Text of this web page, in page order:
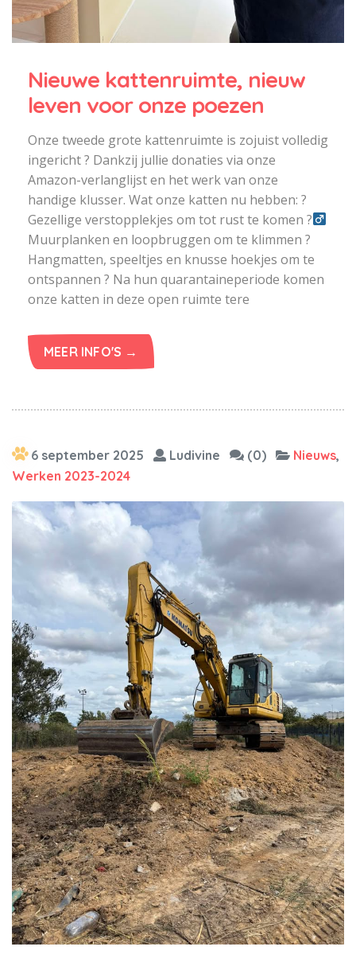
Nieuwe kattenruimte, nieuw
leven voor onze poezen
Onze tweede grote kattenruimte is zojuist volledig
ingericht ? Dankzij jullie donaties via onze
Amazon-verlanglijst en het werk van onze
handige klusser. Wat onze katten nu hebben: ?
Gezellige verstopplekjes om tot rust te komen ?‍
Muurplanken en loopbruggen om te klimmen ?
Hangmatten, speeltjes en knusse hoekjes om te
ontspannen ? Na hun quarantaineperiode komen
onze katten in deze open ruimte tere
MEER INFO'S →
6 september 2025 Ludivine (0) Nieuws,
Werken 2023-2024